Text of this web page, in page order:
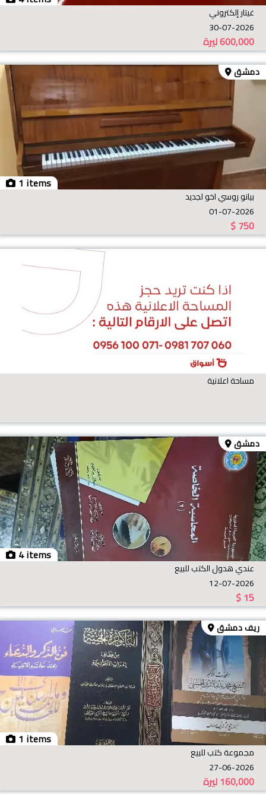
غيتار إلكتروني
30-07-2026
ليرة600,000
1 items
دمشق
بيانو روسي اخو لجديد
01-07-2026
$750
مساحة اعلانية
4 items
دمشق
عندي هدول الكتب للبيع
12-07-2026
$15
1 items
ريف دمشق
مجموعة كتب للبيع
27-06-2026
ليرة160,000